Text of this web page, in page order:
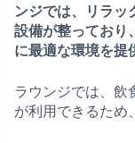
ンジでは、リラッ
設備が整っており
に最適な環境を提
ラウンジでは、飲
が利用できるため